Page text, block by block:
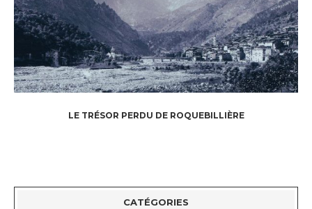
LE TRÉSOR PERDU DE ROQUEBILLIÈRE
CATÉGORIES